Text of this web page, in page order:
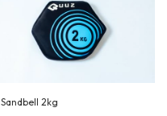
Sandbell 2kg